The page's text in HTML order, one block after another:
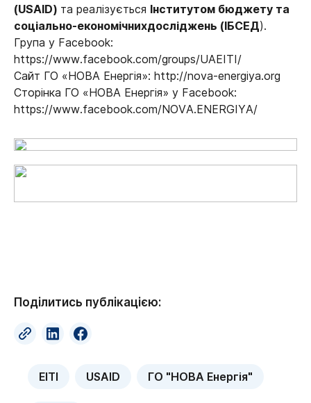
(USAID) та реалізується Інститутом бюджету та
соціально-економічнихдосліджень (ІБСЕД).
Група у Facebook:
https://www.facebook.com/groups/UAEITI/
Сайт ГО «НОВА Енергія»: http://nova-energiya.org
Сторінка ГО «НОВА Енергія» у Facebook:
https://www.facebook.com/NOVA.ENERGIYA/
Поділитись публікацією:
EITI USAID ГО "НОВА Енергія"